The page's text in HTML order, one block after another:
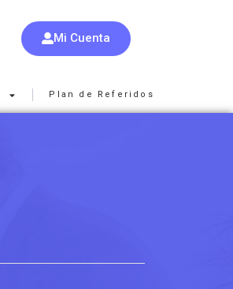
Mi Cuenta
Plan de Referidos